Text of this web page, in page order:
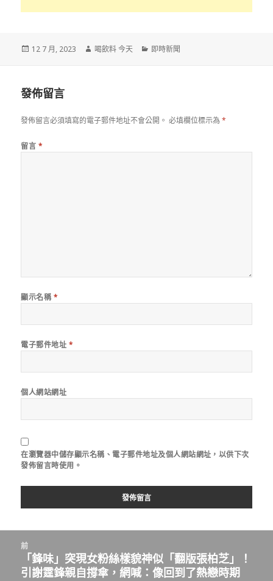
發
12 7 月, 2023
作
喝飲料 今天
分
即時新聞
發佈留言
發佈留言必須填寫的電子郵件地址不會公開。 必填欄位標示為*
留言 *
顯示名稱 *
電子郵件地址 *
個人網站網址
在瀏覽器中儲存顯示名稱、電子郵件地址及個人網站網址，以供下次
發佈留言時使用。
前
上
一
「鋒味」突現女粉絲樣貌神似「翻版張柏芝」！
引謝霆鋒親自撐傘，網喊：像回到了熱戀時期